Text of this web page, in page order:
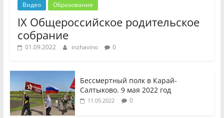
Видео Образование
IX Общероссийское родительское
собрание
01.09.2022 inzhavino 0
Бессмертный полк в Карай-
Салтыково. 9 мая 2022 год
11.05.2022 0